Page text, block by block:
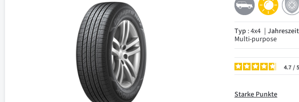
Typ: 4x4 Jahreszeit
Multi-purpose
4.7/
Starke Punkte